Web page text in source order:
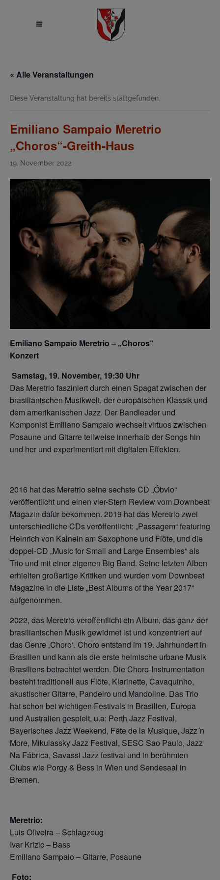
« Alle Veranstaltungen
Diese Veranstaltung hat bereits stattgefunden.
Emiliano Sampaio Meretrio
„Choros“-Greith-Haus
19. November 2022
Emiliano Sampaio Meretrio – „Choros“
Konzert
Samstag, 19. November, 19:30 Uhr
Das Meretrio fasziniert durch einen Spagat zwischen der
brasilianischen Musikwelt, der europäischen Klassik und
dem amerikanischen Jazz. Der Bandleader und
Komponist Emiliano Sampaio wechselt virtuos zwischen
Posaune und Gitarre teilweise innerhalb der Songs hin
und her und experimentiert mit digitalen Effekten.
2016 hat das Meretrio seine sechste CD „Óbvio“
veröffentlicht und einen vier-Stern Review vom Downbeat
Magazin dafür bekommen. 2019 hat das Meretrio zwei
unterschiedliche CDs veröffentlicht: „Passagem“ featuring
Heinrich von Kalnein am Saxophone und Flöte, und die
doppel-CD „Music for Small and Large Ensembles“ als
Trio und mit einer eigenen Big Band. Seine letzten Alben
erhielten großartige Kritiken und wurden vom Downbeat
Magazine in die Liste „Best Albums of the Year 2017“
aufgenommen.
2022, das Meretrio veröffentlicht ein Album, das ganz der
brasilianischen Musik gewidmet ist und konzentriert auf
das Genre ‚Choro‘. Choro entstand im 19. Jahrhundert in
Brasilien und kann als die erste heimische urbane Musik
Brasiliens betrachtet werden. Die Choro-Instrumentation
besteht traditionell aus Flöte, Klarinette, Cavaquinho,
akustischer Gitarre, Pandeiro und Mandoline. Das Trio
hat schon bei wichtigen Festivals in Brasilien, Europa
und Australien gespielt, u.a: Perth Jazz Festival,
Bayerisches Jazz Weekend, Fête de la Musique, Jazz´n
More, Mikulassky Jazz Festival, SESC Sao Paulo, Jazz
Na Fábrica, Savassi Jazz festival und in berühmten
Clubs wie Porgy & Bess in Wien und Sendesaal in
Bremen.
Meretrio:
Luis Oliveira – Schlagzeug
Ivar Krizic – Bass
Emiliano Sampaio – Gitarre, Posaune
Foto: